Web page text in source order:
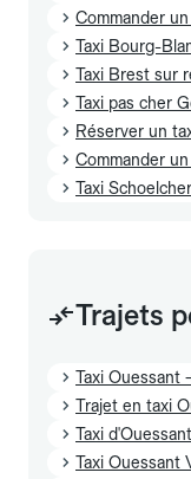
Commander
Taxi Bourg-
Taxi Brest sur
Taxi pas cher
Réserver un
Commander
Taxi
Trajets
Taxi Ouessant
Trajet en taxi
Taxi
Taxi Ouessant